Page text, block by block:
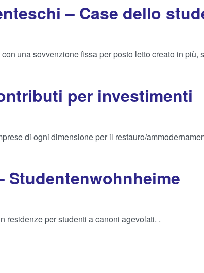
– Case dello
una sovvenzione fissa per posto letto creato in
per investimenti
di ogni dimensione per il restauro/
Studentenwohnheime
residenze per studenti a canoni agevolati. .